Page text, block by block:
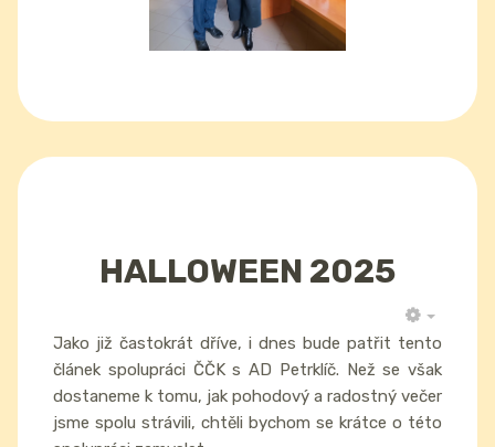
HALLOWEEN 2025
Jako již častokrát dříve, i dnes bude patřit tento
článek spolupráci ČČK s AD Petrklíč. Než se však
dostaneme k tomu, jak pohodový a radostný večer
jsme spolu strávili, chtěli bychom se krátce o této